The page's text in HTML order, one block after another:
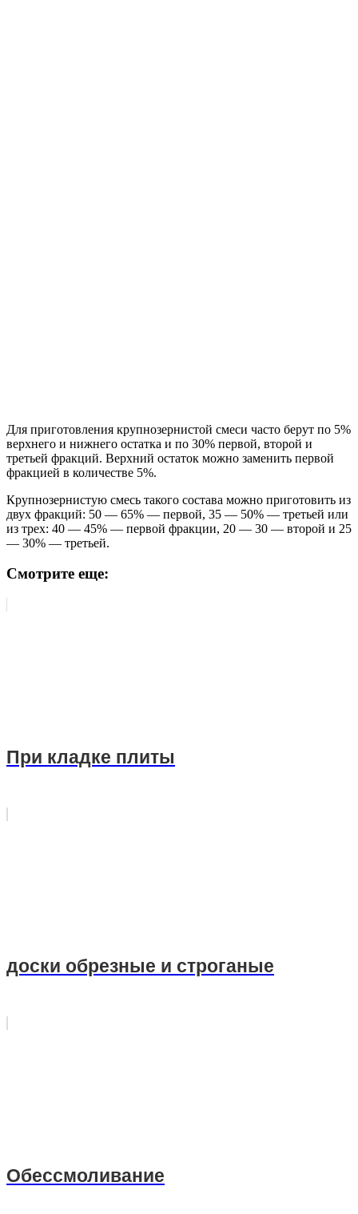
Для приготовления крупнозернистой смеси часто берут по 5%
верхнего и нижнего остатка и по 30% первой, второй и
третьей фракций. Верхний остаток можно заменить первой
фракцией в количестве 5%.
Крупнозернистую смесь такого состава можно приготовить из
двух фракций: 50 — 65% — первой, 35 — 50% — третьей или
из трех: 40 — 45% — первой фракции, 20 — 30 — второй и 25
— 30% — третьей.
Смотрите еще:
При кладке плиты
доски обрезные и строганые
Обессмоливание